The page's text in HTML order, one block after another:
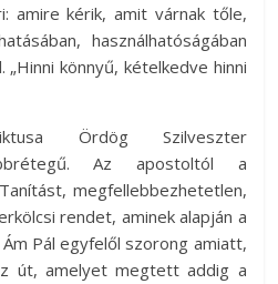
amire kérik, amit várnak tőle,
használhatóságában
„Hinni könnyű, kételkedve hinni
Ördög Szilveszter
Az apostoltól a
megfellebbezhetetlen,
rendet, aminek alapján a
Pál egyfelől szorong amiatt,
út, amelyet megtett addig a